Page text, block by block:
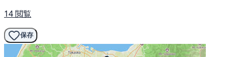
14 閲覧
保存